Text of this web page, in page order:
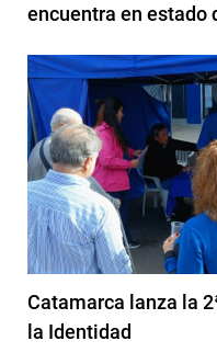
encuentra en estado
Catamarca lanza la
la Identidad